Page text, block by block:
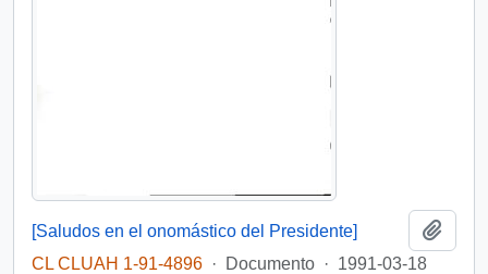
[Saludos en el onomástico del Presidente]
CL CLUAH 1-91-4896 · Documento · 1991-03-18